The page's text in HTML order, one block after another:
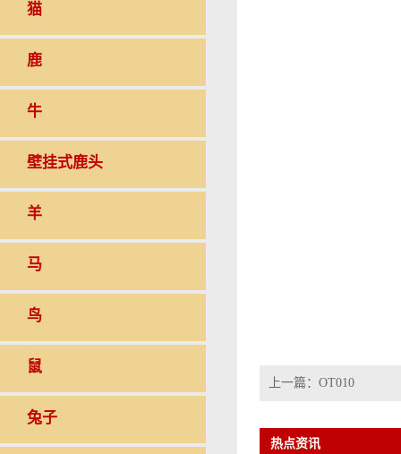
猫
鹿
牛
壁挂式鹿头
羊
马
鸟
鼠
兔子
上一篇： OT010
热点资讯